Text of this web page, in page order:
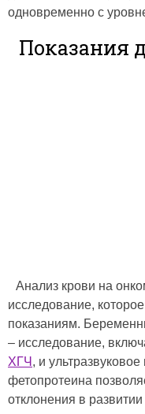
одновременно с
Показания
Анализ крови на
исследование,
показаниям.
– исследование,
ХГЧ , и
фетопротеина
отклонения в